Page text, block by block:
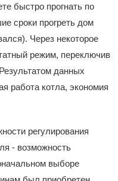
быстро прогнать по
сроки прогреть дом
Через некоторое
режим, переключив
данных
работа котла, экономия
регулирования
- возможность
выборе